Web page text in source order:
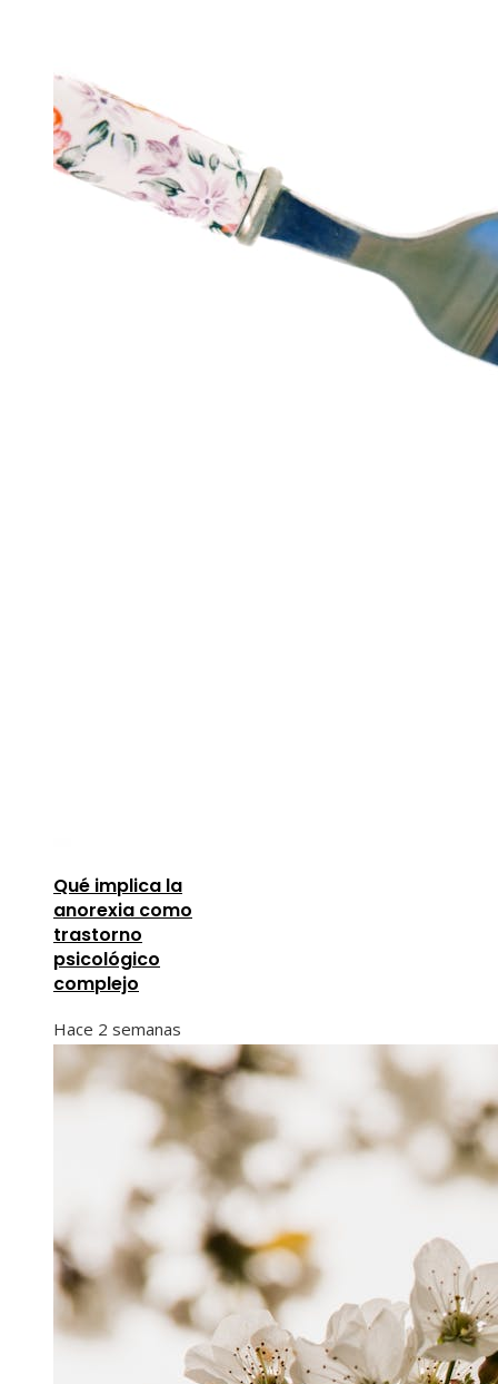
Qué implica la
anorexia como
trastorno
psicológico
complejo
Hace 2 semanas